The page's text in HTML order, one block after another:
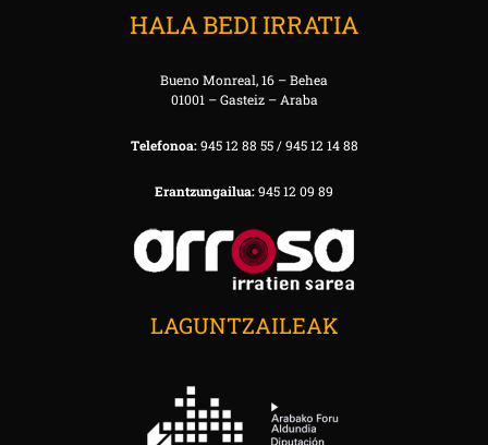
HALA BEDI IRRATIA
Bueno Monreal, 16 – Behea
01001 – Gasteiz – Araba
Telefonoa:945 12 88 55 / 945 12 14 88
Erantzungailua:945 12 09 89
LAGUNTZAILEAK